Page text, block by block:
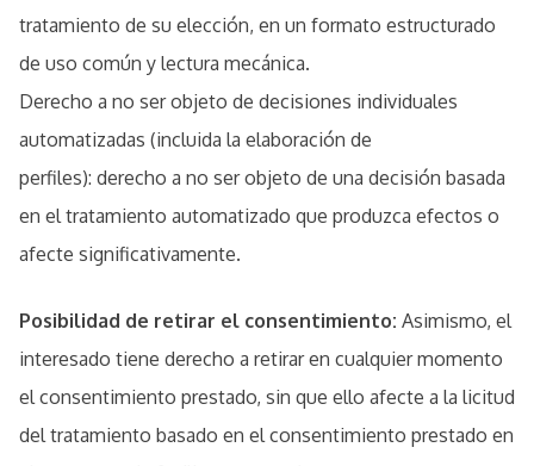
tratamiento de su elección, en un formato estructurado
de uso común y lectura mecánica.
Derecho a no ser objeto de decisiones individuales
automatizadas (incluida la elaboración de
perfiles): derecho a no ser objeto de una decisión basada
en el tratamiento automatizado que produzca efectos o
afecte significativamente.
Posibilidad de retirar el consentimiento: Asimismo, el
interesado tiene derecho a retirar en cualquier momento
el consentimiento prestado, sin que ello afecte a la licitud
del tratamiento basado en el consentimiento prestado en